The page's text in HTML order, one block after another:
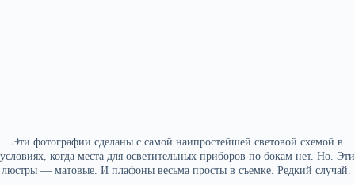
Эти фотографии сделаны с самой наипростейшей световой схемой в
условиях, когда места для осветительных приборов по бокам нет. Но. Эти
люстры — матовые. И плафоны весьма просты в съемке. Редкий случай.